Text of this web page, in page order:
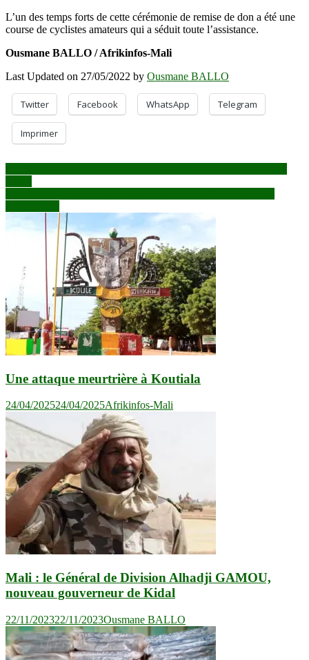
L’un des temps forts de cette cérémonie de remise de don a été une
course de cyclistes amateurs qui a séduit toute l’assistance.
Ousmane BALLO / Afrikinfos-Mali
Last Updated on 27/05/2022 by Ousmane BALLO
Twitter Facebook WhatsApp Telegram
Imprimer
Navigation
de
l’article
Une attaque meurtrière à Koutiala
24/04/202524/04/2025Afrikinfos-Mali
Mali : le Général de Division Alhadji GAMOU,
nouveau gouverneur de Kidal
22/11/202322/11/2023Ousmane BALLO